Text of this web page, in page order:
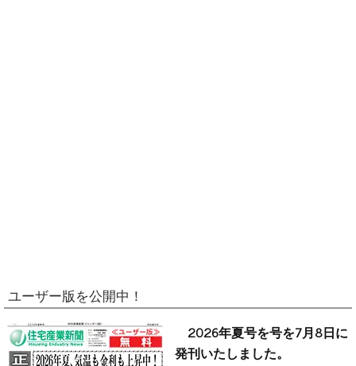
ユーザー版を公開中！
2026年夏号を号を7月8日に
発刊いたしました。